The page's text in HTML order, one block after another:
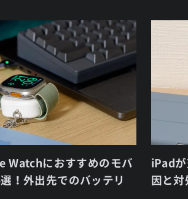
Watchにおすすめのモバ
！外出先でのバッテリ
iPad
因と